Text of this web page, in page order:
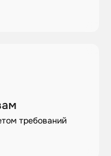
требований